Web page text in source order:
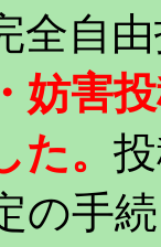
全自
妨害
。
の手